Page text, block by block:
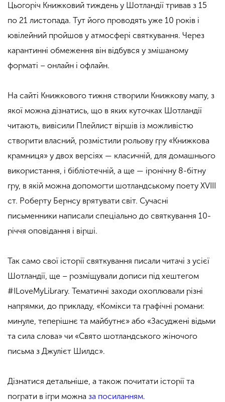
Цьогоріч Книжковий тиждень у Шотландії тривав з 15
по 21 листопада. Тут його проводять уже 10 років і
ювілейний пройшов у атмосфері святкування. Через
карантинні обмеження він відбувся у змішаному
форматі – онлайн і офлайн.
На сайті Книжкового тижня створили Книжкову мапу, з
якої можна дізнатись, що в яких куточках Шотландії
читають, вивісили Плейлист віршів із можливістю
створити власний, розмістили рольову гру «Книжкова
крамниця» у двох версіях — класичній, для домашнього
використання, і бібліотечній, а ще — іронічну 8-бітну
гру, в якій можна допомогти шотландському поету ХVIII
ст. Роберту Бернсу врятувати світ. Сучасні
письменники написали спеціально до святкування 10-
річчя оповідання і вірші.
Так само свої історії святкування писали читачі з усієї
Шотландії, ще – розміщували дописи під хештегом
#ILoveMyLibrary. Тематичні заходи охоплювали різні
напрямки, до прикладу, «Комікси та графічні романи:
минуле, теперішнє та майбутнє» або «Засуджені відьми
та сила слова» чи «Свято шотландського жіночого
письма з Джулієт Шилдс».
Дізнатися детальніше, а також почитати історії та
пограти в ігри можна за посиланням.